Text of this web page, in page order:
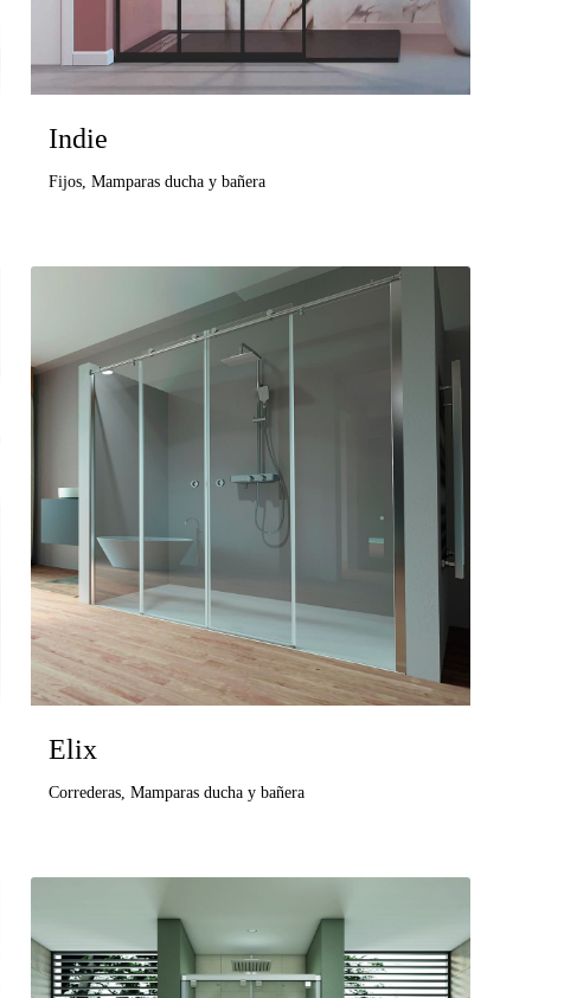
Indie
Fijos,Mamparas ducha y bañera
Elix
Correderas ,Mamparas ducha y bañera